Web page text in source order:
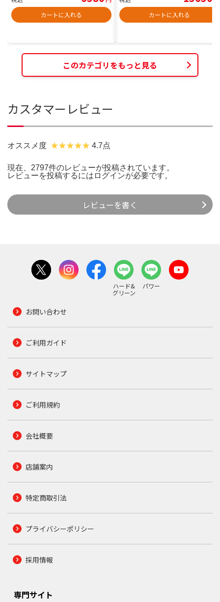
カートに入れる
カートに入れる
このカテゴリをもっと見る
カスタマーレビュー
オススメ度 4.7点
現在、2797件のレビューが投稿されています。
レビューを投稿するには ログインが必要です。
レビューを書く
ハード&
グリーン
パワー
お問い合わせ
ご利用ガイド
サイトマップ
ご利用規約
会社概要
店舗案内
特定商取引法
プライバシーポリシー
採用情報
専門サイト